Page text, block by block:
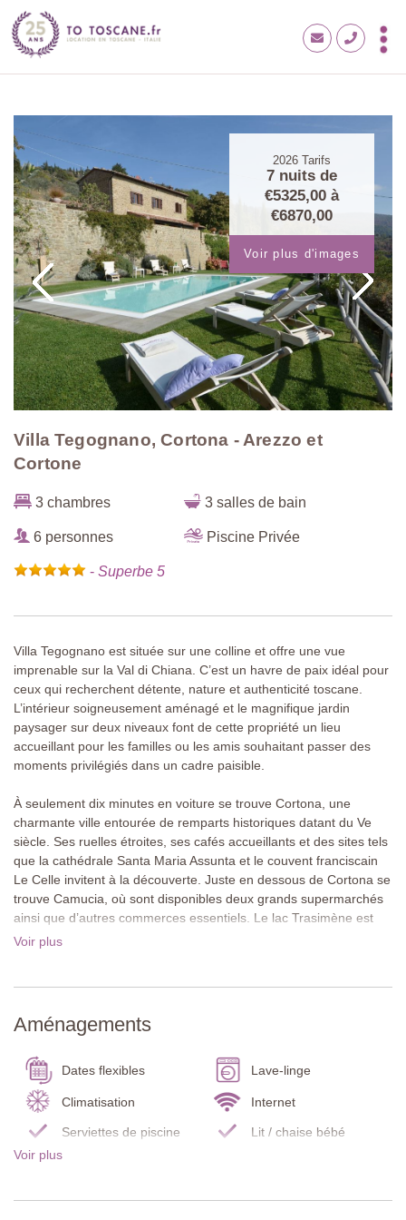
2026 Tarifs
7 nuits de
€5325,00 à
€6870,00
Voir plus d'images
Villa Tegognano, Cortona - Arezzo et
Cortone
3 chambres 3 salles de bain
6 personnes Piscine Privée
- Superbe 5
Villa Tegognano est située sur une colline et offre une vue
imprenable sur la Val di Chiana. C’est un havre de paix idéal pour
ceux qui recherchent détente, nature et authenticité toscane.
L’intérieur soigneusement aménagé et le magnifique jardin
paysager sur deux niveaux font de cette propriété un lieu
accueillant pour les familles ou les amis souhaitant passer des
moments privilégiés dans un cadre paisible.
À seulement dix minutes en voiture se trouve Cortona, une
charmante ville entourée de remparts historiques datant du Ve
siècle. Ses ruelles étroites, ses cafés accueillants et des sites tels
que la cathédrale Santa Maria Assunta et le couvent franciscain
Le Celle invitent à la découverte. Juste en dessous de Cortona se
trouve Camucia, où sont disponibles deux grands supermarchés
ainsi que d’autres commerces essentiels. Le lac Trasimène est
accessible en environ 25 minutes et offre de nombreuses activités
Construite en pierre naturelle, la maison de vacances s’intègre
bois, la loggia couverte avec table à manger et coin salon, les
pelouses soignées, les massifs fleuris et les jardinières en terre
cuite créent un cadre extérieur particulièrement attrayant. Des
escaliers mènent au jardin inférieur, où se trouvent la piscine
chauffée par panneaux solaires ainsi qu’une annexe avec
kitchenette, espace salon salle à manger et salle de bains.
À l’intérieur, les invités découvrent une atmosphère chaleureuse
Voir plus
Aménagements
Dates flexibles Lave-linge
Climatisation Internet
Serviettes de piscine
Lit / chaise bébé
Détecteur de
Voir plus